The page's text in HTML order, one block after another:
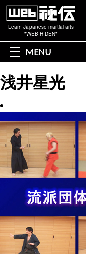
Learn Japanese martial arts
"WEB HIDEN"
MENU
浅井星光